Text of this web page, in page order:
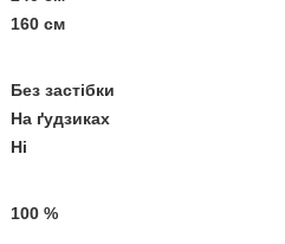
160 см
Без застібки
На ґудзиках
Ні
100 %